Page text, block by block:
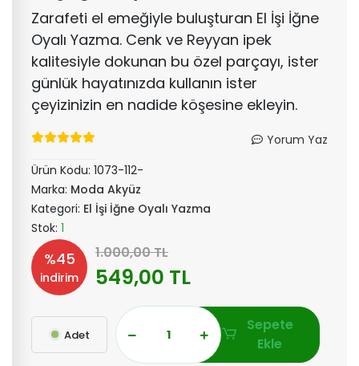
Zarafeti el emeğiyle buluşturan El İşi İğne
Oyalı Yazma. Cenk ve Reyyan ipek
kalitesiyle dokunan bu özel parçayı, ister
günlük hayatınızda kullanın ister
çeyizinizin en nadide köşesine ekleyin.
Yorum Yaz
Ürün Kodu: 1073-112-
Marka: Moda Akyüz
Kategori: El İşi İğne Oyalı Yazma
Stok: 1
%45
indirim
1.000,00 TL
549,00 TL
Adet
Sepete
Ekle